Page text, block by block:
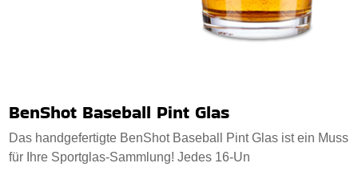
BenShot Baseball Pint Glas
Das handgefertigte BenShot Baseball Pint Glas ist ein Muss
für Ihre Sportglas-Sammlung! Jedes 16-Un